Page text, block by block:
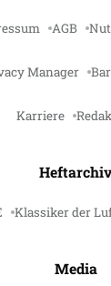
AGB
Manager
Karriere
Klassiker der
Media